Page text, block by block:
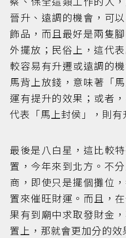
晉升、遠調的機會，可
飾品，而且最好是兩隻
外擺放；民俗上，這代
較容易有升遷或遠調的
馬背上放錢，意味著「
運有提升的效果；或者
代表「馬上封侯」，則有
最後是八白星，這比較
置，今年來到北方。不
商，即使只是擺個攤位
置來催旺財運。而且，
果有到廟中求取發財金
置上，那就會更加分的效